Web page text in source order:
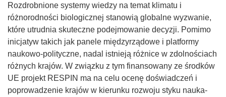
Rozdrobnione systemy wiedzy na temat klimatu i
różnorodności biologicznej stanowią globalne wyzwanie,
które utrudnia skuteczne podejmowanie decyzji. Pomimo
inicjatyw takich jak panele międzyrządowe i platformy
naukowo-polityczne, nadal istnieją różnice w zdolnościach
różnych krajów. W związku z tym finansowany ze środków
UE projekt RESPIN ma na celu ocenę doświadczeń i
poprowadzenie krajów w kierunku rozwoju styku nauka-